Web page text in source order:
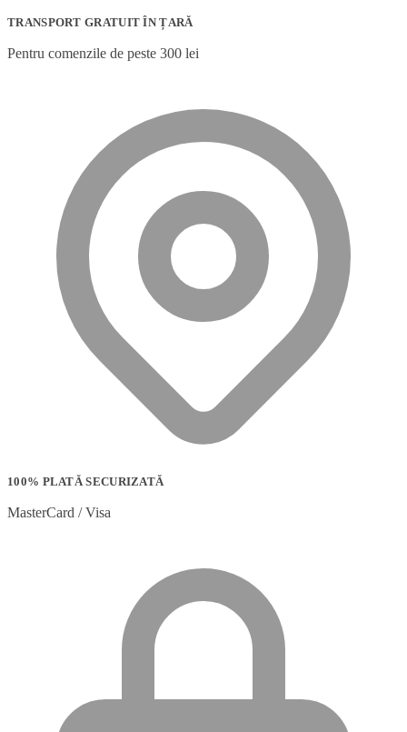
TRANSPORT GRATUIT ÎN ȚARĂ
Pentru comenzile de peste 300 lei
100% PLATĂ SECURIZATĂ
MasterCard / Visa